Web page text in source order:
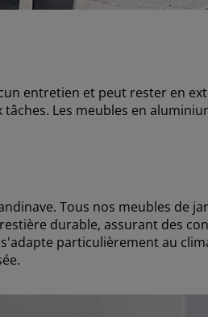
entretien et peut rester en
Les meubles en
Tous nos meubles de
durable, assurant des
particulièrement au